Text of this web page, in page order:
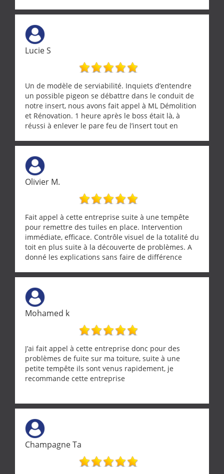
Lucie S
Un de modèle de serviabilité. Inquiets d’entendre
un possible pigeon se débattre dans le conduit de
notre insert, nous avons fait appel à ML Démolition
et Rénovation. 1 heure après le boss était là, à
réussi à enlever le pare feu de l’insert tout en
tourterelle et s’est ensuite patiemment occupé de
l’oiseau jusqu’à ce qu’il reprenne ses esprits et
puisse s’envoler. Après quoi il a procédé au
ramonage de notre insert avec dextérité et une
grande propreté, nous gratifiant également de
nombreux conseils concernant d’autres sujets. Un
entrepreneur comme on souhaite en rencontrer.
Encore un grand merci à lui.
Olivier M.
Fait appel à cette entreprise suite à une tempête
pour remettre des tuiles en place. Intervention
immédiate, efficace. Contrôle visuel de la totalité du
toit en plus suite à la découverte de problèmes. A
donné les explications sans faire de différence
Mohamed k
J’ai fait appel à cette entreprise donc pour des
problèmes de fuite sur ma toiture, suite à une
petite tempête ils sont venus rapidement, je
recommande cette entreprise
Champagne Ta